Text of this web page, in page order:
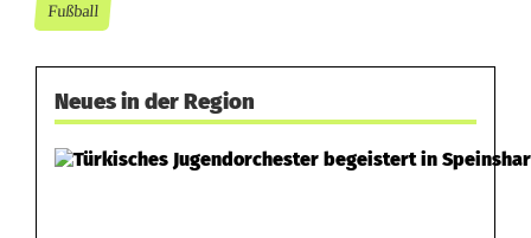
Fußball
Neues in der Region